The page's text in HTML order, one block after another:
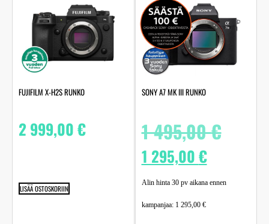
FUJIFILM X-H2S RUNKO
2 999,00€
LISÄÄ OSTOSKORIIN
SONY A7 MK III RUNKO
1 495,00€
1 295,00€
Alin hinta 30 pv aikana ennen
kampanjaa: 1 295,00 €